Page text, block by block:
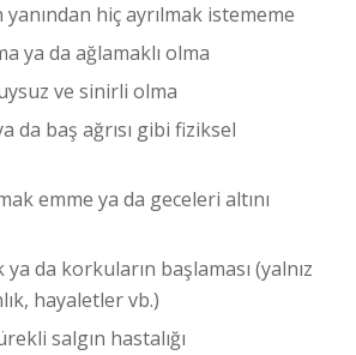
hiç ayrılmak istememe
ya da ağlamaklı olma
ve sinirli olma
da baş ağrısı gibi fiziksel
emme ya da geceleri altını
ya da korkuların başlaması (yalnız
hayaletler vb.)
salgın hastalığı